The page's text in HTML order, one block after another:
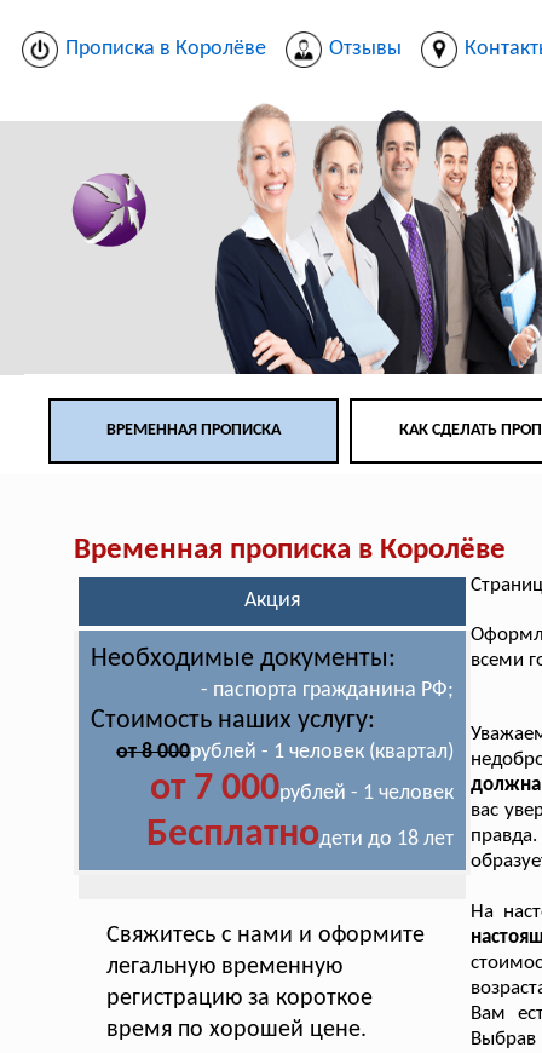
Прописка в Королёве Отзывы
ВРЕМЕННАЯ ПРОПИСКА КАК СДЕЛАТЬ
Временная прописка в Королёве
Акция
Необходимые документы:
- паспорта гражданина РФ;
Стоимость наших услугу:
от 8 000рублей - 1 человек (квартал)
от 7 000рублей - 1 человек
Бесплатнодети до 18 лет
Свяжитесь с нами и оформите
легальную временную
регистрацию за короткое
время по хорошей цене.
всеми
вас
На
Вам
Выбрав